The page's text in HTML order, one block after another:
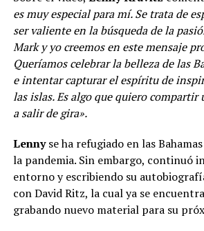
es muy especial para mí. Se trata de
ser valiente en la búsqueda de la
Mark y yo creemos en este mensaje
Queríamos celebrar la belleza de las
e intentar capturar el espíritu de
las islas. Es algo que quiero compartir
a salir de gira».
Lennyse ha refugiado en las
la pandemia. Sin embargo, continuó
entorno y escribiendo su
con David Ritz, la cual ya se
grabando nuevo material para su